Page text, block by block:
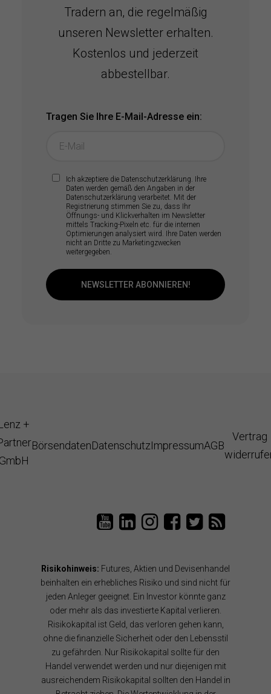
Tradern an, die regelmäßig
unseren Newsletter erhalten.
Kostenlos und jederzeit
abbestellbar.
Tragen Sie Ihre E-Mail-Adresse ein:
Ich akzeptiere die Datenschutzerklärung. Ihre
Daten werden gemäß den Angaben in der
Datenschutzerklärung verarbeitet. Mit der
Registrierung stimmen Sie zu, dass Ihr
Öffnungs- und Klickverhalten im Newsletter
mittels Tracking-Pixeln etc. für die internen
Optimierungen analysiert wird. Ihre Daten werden
nicht an Dritte zu Marketingzwecken
weitergegeben.
NEWSLETTER ABONNIEREN!
+
BörsendatenDatenschutzImpressumAGB
Vertrag
L
e
a
r
t
n
e
r
a
u
f
Y
o
u
T
a
n
B
ö
r
s
e
n
s
o
f
t
w
L
e
n
d
P
r
t
n
e
r
a
u
f
L
e
n
d
P
a
r
t
n
e
r
a
u
f
Risikohinweis: Futures, Aktien und Devisenhandel
beinhalten ein erhebliches Risiko und sind nicht für
jeden Anleger geeignet. Ein Investor könnte ganz
oder mehr als das investierte Kapital verlieren.
Risikokapital ist Geld, das verloren gehen kann,
ohne die finanzielle Sicherheit oder den Lebensstil
zu gefährden. Nur Risikokapital sollte für den
Handel verwendet werden und nur diejenigen mit
ausreichendem Risikokapital sollten den Handel in